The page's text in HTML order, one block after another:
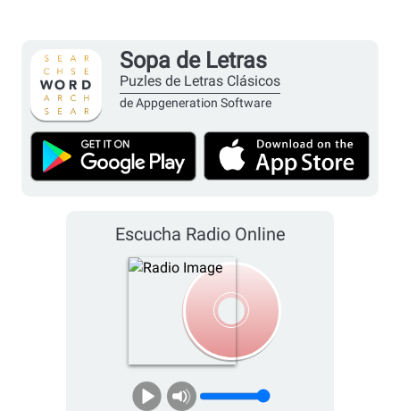
Sopa de Letras
Puzles de Letras Clásicos
de Appgeneration Software
Escucha Radio Online